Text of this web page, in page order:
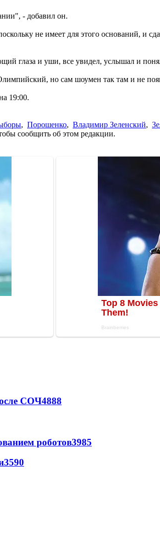
- добавил он.
не имеет для этого оснований, и
глаза и уши, все увидел, услышал и
но сам шоумен так там и не
19:00.
, Порошенко, Владимир Зеленский,
сообщить об этом редакции.
СОЧ4888
роботов3985
3590